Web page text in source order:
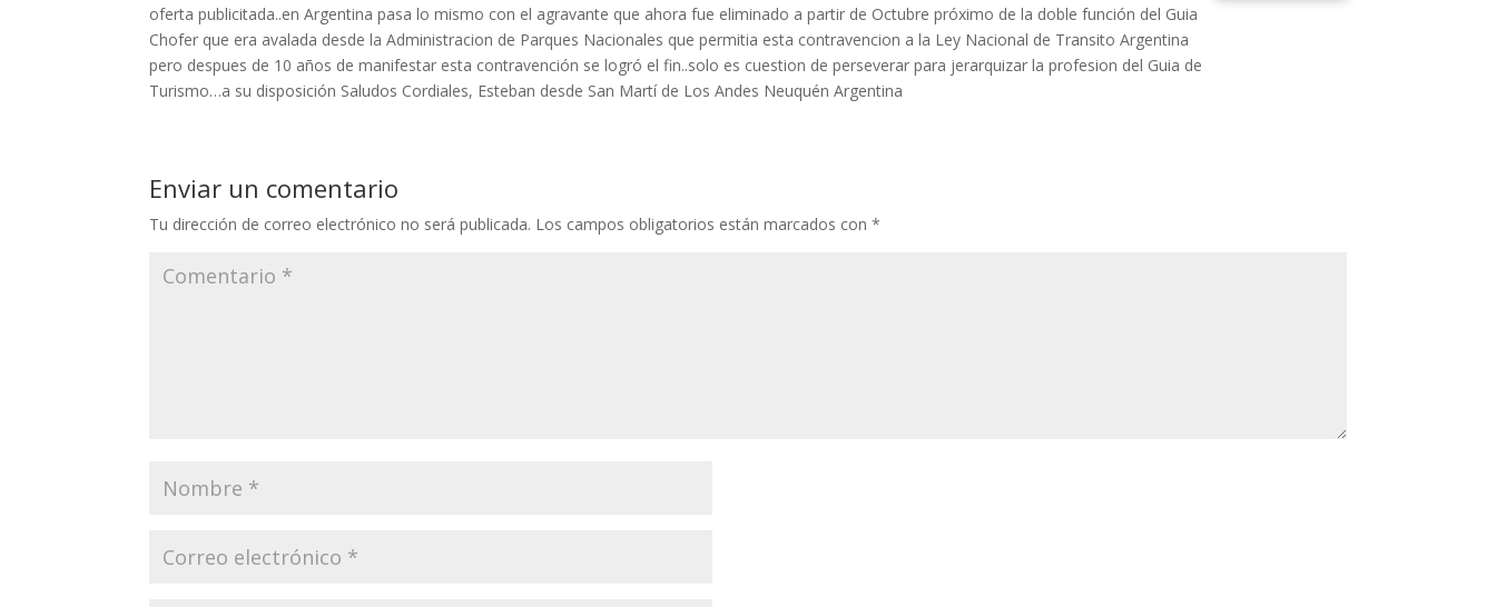
oferta publicitada..en Argentina pasa lo mismo con el agravante que ahora fue eliminado a partir de Octubre próximo de la doble función del Guia
Chofer que era avalada desde la Administracion de Parques Nacionales que permitia esta contravencion a la Ley Nacional de Transito Argentina
pero despues de 10 años de manifestar esta contravención se logró el fin..solo es cuestion de perseverar para jerarquizar la profesion del Guia de
Turismo…a su disposición Saludos Cordiales, Esteban desde San Martí de Los Andes Neuquén Argentina
Enviar un comentario
Tu dirección de correo electrónico no será publicada. Los campos obligatorios están marcados con*